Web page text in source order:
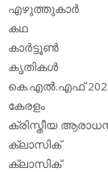
എഴുത്തുകാര്‍
കഥ
കാര്‍ട്ടൂണ്‍
കൃതികള്‍
കെ.എല്‍.എഫ്
കേരളം
ക്രിസ്തീയ
ക്ലാസിക്‌
ക്ലാസിക്